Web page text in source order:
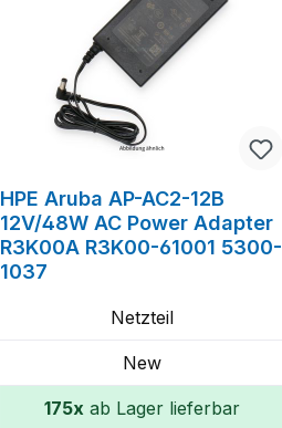
HPE Aruba AP-AC2-12B
12V/48W AC Power Adapter
R3K00A R3K00-61001 5300-
1037
Netzteil
New
175x ab Lager lieferbar